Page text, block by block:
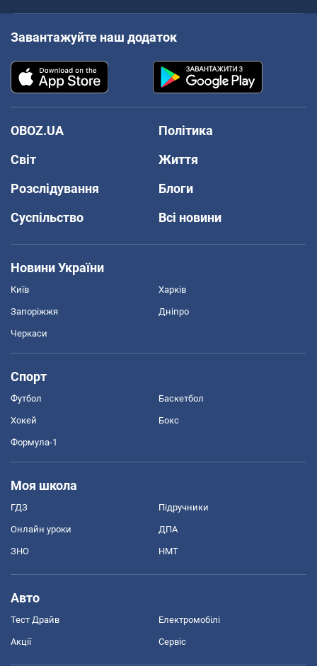
Завантажуйте наш додаток
OBOZ.UA
Політика
Світ
Життя
Розслідування
Блоги
Суспільство
Всі новини
Новини України
Київ Харків
Запоріжжя Дніпро
Черкаси
Спорт
Футбол Баскетбол
Хокей Бокс
Формула-1
Моя школа
ГДЗ Підручники
Онлайн уроки ДПА
ЗНО НМТ
Авто
Тест Драйв Електромобілі
Акції Сервіс